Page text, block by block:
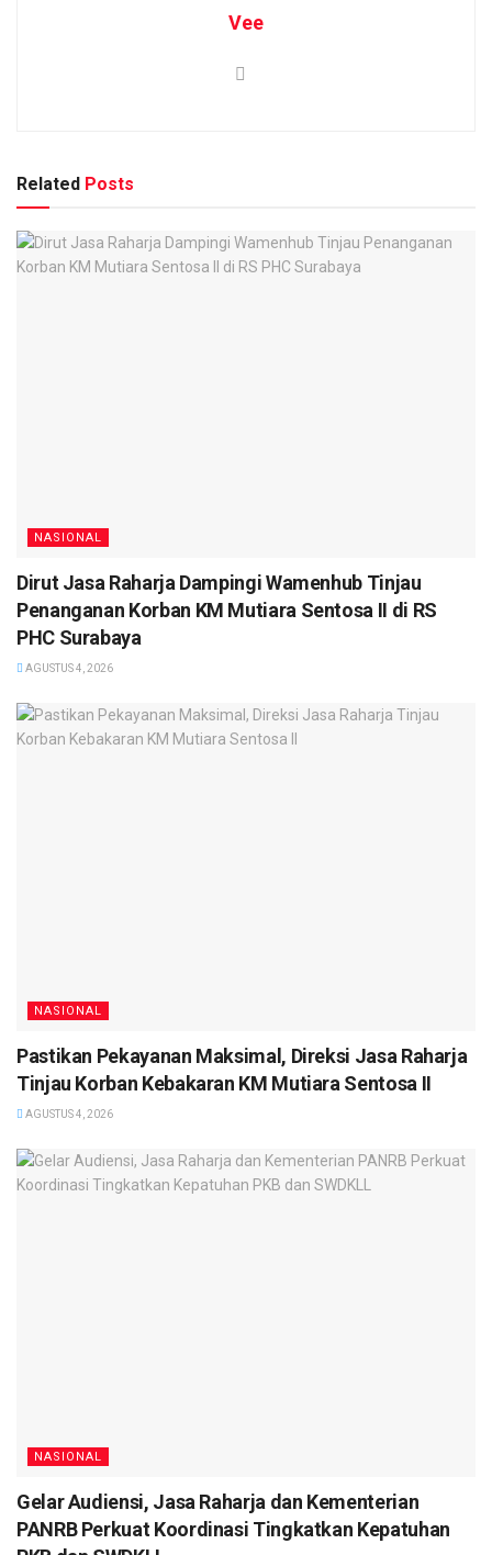
Vee
Related Posts
NASIONAL
Dirut Jasa Raharja Dampingi Wamenhub Tinjau
Penanganan Korban KM Mutiara Sentosa II di RS
PHC Surabaya
AGUSTUS 4, 2026
NASIONAL
Pastikan Pekayanan Maksimal, Direksi Jasa Raharja
Tinjau Korban Kebakaran KM Mutiara Sentosa II
AGUSTUS 4, 2026
NASIONAL
Gelar Audiensi, Jasa Raharja dan Kementerian
PANRB Perkuat Koordinasi Tingkatkan Kepatuhan